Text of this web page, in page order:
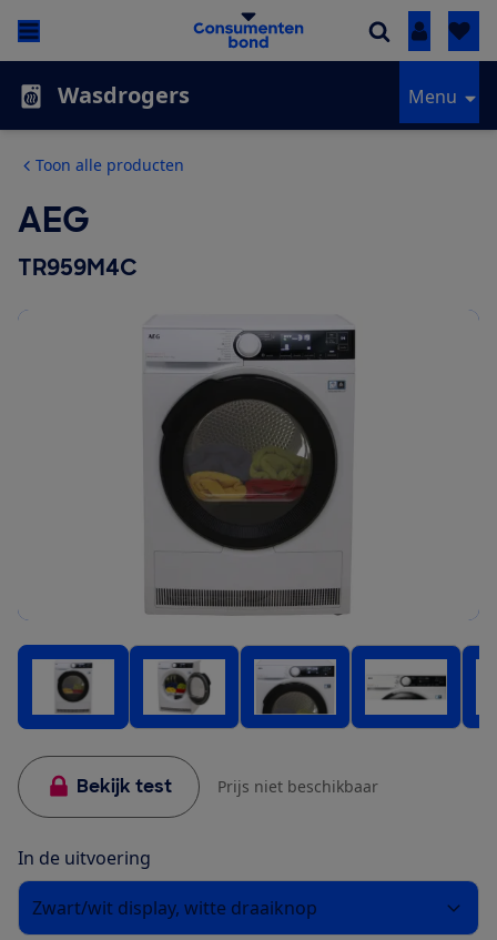
Inloggen
Wasdrogers Menu
Toon alle producten
AEG
TR959M4C
Bekijk test Prijs niet beschikbaar
In de uitvoering
Zwart/wit display, witte draaiknop